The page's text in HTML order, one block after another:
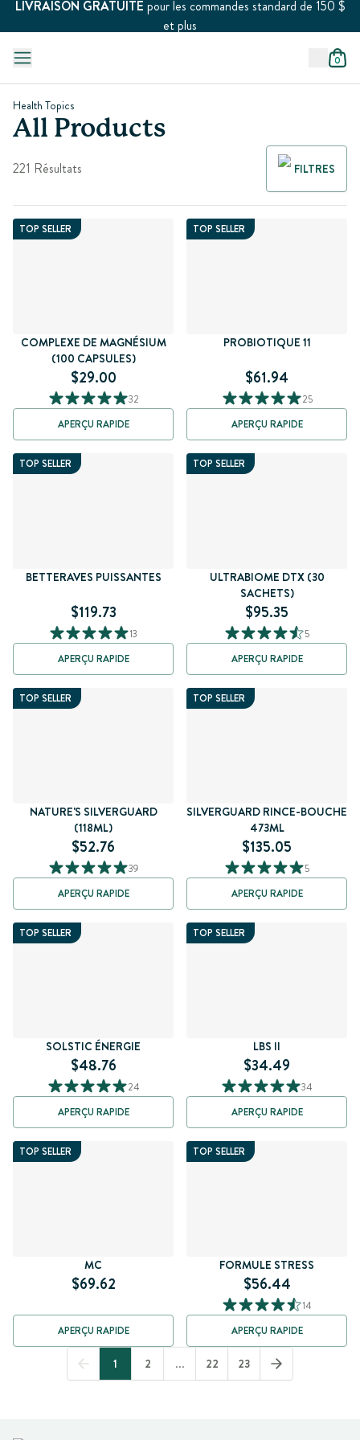
LIVRAISON GRATUITE pour les commandes standard de 150 $
et plus
0
Health Topics
All Products
221 Résultats FILTRES
TOP SELLER
COMPLEXE DE MAGNÉSIUM
(100 CAPSULES)
$29.00
32
APERÇU RAPIDE
TOP SELLER
PROBIOTIQUE 11
$61.94
25
APERÇU RAPIDE
TOP SELLER
BETTERAVES PUISSANTES
$119.73
13
APERÇU RAPIDE
TOP SELLER
ULTRABIOME DTX (30
SACHETS)
$95.35
5
APERÇU RAPIDE
TOP SELLER
NATURE'S SILVERGUARD
(118ML)
$52.76
39
APERÇU RAPIDE
TOP SELLER
SILVERGUARD RINCE-BOUCHE
473ML
$135.05
5
APERÇU RAPIDE
TOP SELLER
SOLSTIC ÉNERGIE
$48.76
24
APERÇU RAPIDE
TOP SELLER
LBS II
$34.49
34
APERÇU RAPIDE
TOP SELLER
MC
$69.62
APERÇU RAPIDE
TOP SELLER
FORMULE STRESS
$56.44
14
APERÇU RAPIDE
1 2 ... 22 23